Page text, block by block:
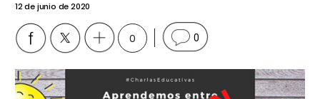
12 de junio de 2020
0 0